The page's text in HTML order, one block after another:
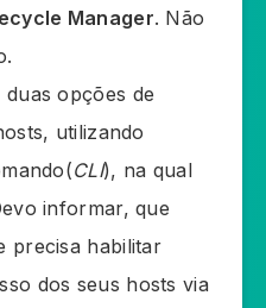
Manager. Não
opções de
utilizando
CLI), na qual
informar, que
precisa habilitar
dos seus hosts via